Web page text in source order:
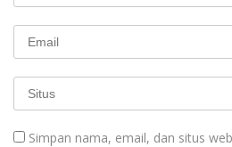
Simpan nama, email, dan situs